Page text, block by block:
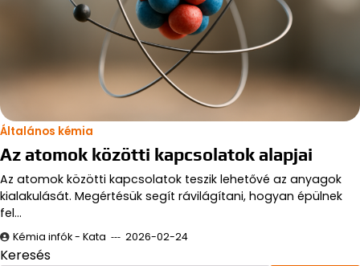
Általános kémia
Az atomok közötti kapcsolatok alapjai
Az atomok közötti kapcsolatok teszik lehetővé az anyagok
kialakulását. Megértésük segít rávilágítani, hogyan épülnek
fel…
Kémia infók - Kata 2026-02-24
Keresés